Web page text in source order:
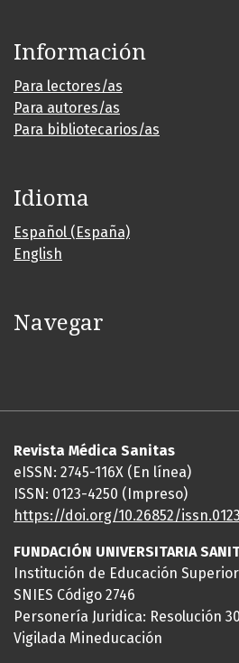
Información
Para lectores/as
Para autores/as
Para bibliotecarios/as
Idioma
Español (España)
English
Navegar
Revista Médica Sanitas
eISSN: 2745-116X (En línea)
ISSN: 0123-4250 (Impreso)
https://doi.org/10.26852/issn.
FUNDACIÓN UNIVERSITARIA
Institución de Educación Superior
SNIES Código 2746
Personería Juridica: Resolución
Vigilada Mineducación